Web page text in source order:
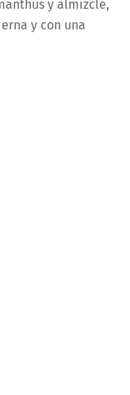
y almizcle,
y con una